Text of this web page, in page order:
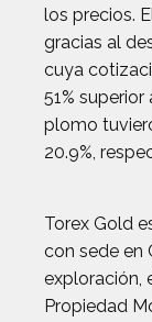
los precios.
gracias al
cuya
51%
plomo
20.9%,
Torex Gold
con sede en
exploración,
Propiedad